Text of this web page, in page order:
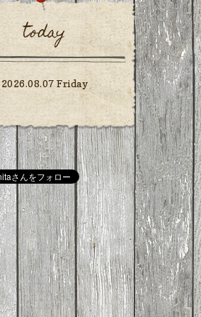
today
2026.08.07 Friday